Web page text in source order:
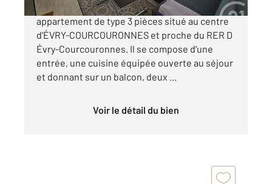
Century 21 Eureka vous propose un
appartement de type 3 pièces situé au centre
d'ÉVRY-COURCOURONNES et proche du RER D
Évry-Courcouronnes. Il se compose d'une
entrée, une cuisine équipée ouverte au séjour
et donnant sur un balcon, deux ...
Voir le détail du bien